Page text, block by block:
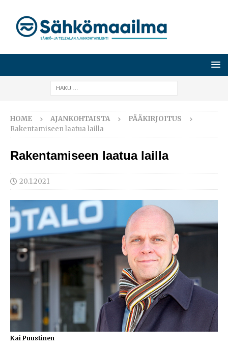
HOME AJANKOHTAISTA
PÄÄKIRJOITUS
Rakentamiseen laatua lailla
Rakentamiseen laatua lailla
20.1.2021
Kai Puustinen